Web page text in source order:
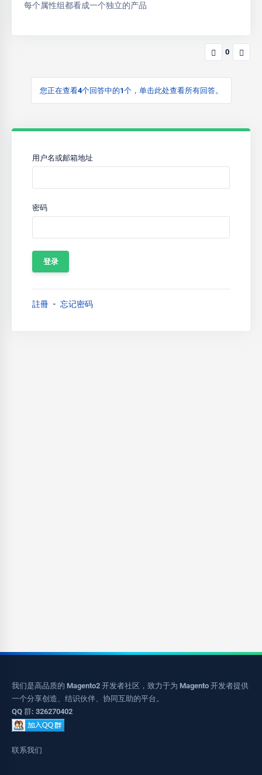
每个属性组都看成一个独立的产品
0
您正在查看4个回答中的1个，单击此处查看所有回答。
用户名或邮箱地址
密码
註冊 忘记密码
我们是高品质的 Magento2 开发者社区，致力于为 Magento 开发者提供
一个分享创造、结识伙伴、协同互助的平台。
QQ 群: 326270402
联系我们